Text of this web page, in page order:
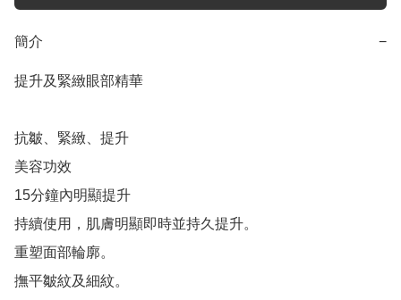
簡介 −
提升及緊緻眼部精華
抗皺、緊緻、提升
美容功效
15分鐘內明顯提升
持續使用，肌膚明顯即時並持久提升。
重塑面部輪廓。
撫平皺紋及細紋。